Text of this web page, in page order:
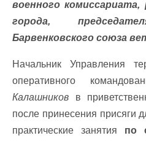
военного
города,
Барвенковского союза
Начальник Управления
оперативного
Калашников в
после принесения присяги
практические занятия по